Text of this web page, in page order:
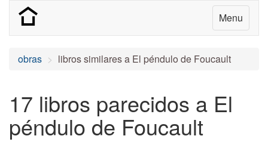
Menu
obras libros similares a El péndulo de Foucault
17 libros parecidos a El
péndulo de Foucault